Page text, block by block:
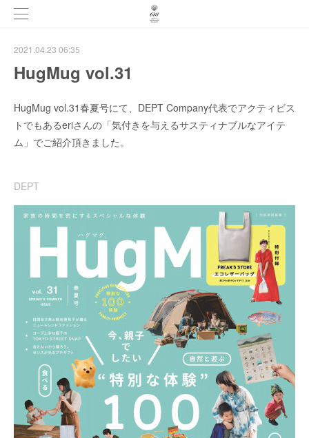
2021.04.23 06:35
HugMug vol.31
HugMug vol.31春夏号にて、DEPT Company代表でアクティビス
トでもあるeriさんの「気付きを与えるサスティナブルなアイテ
ム」でご紹介頂きました。
DEPT